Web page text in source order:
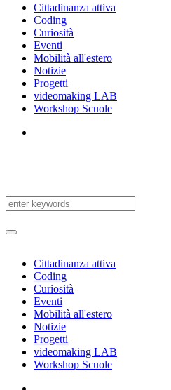
Cittadinanza attiva
Coding
Curiosità
Eventi
Mobilità all'estero
Notizie
Progetti
videomaking LAB
Workshop Scuole
Cittadinanza attiva
Coding
Curiosità
Eventi
Mobilità all'estero
Notizie
Progetti
videomaking LAB
Workshop Scuole